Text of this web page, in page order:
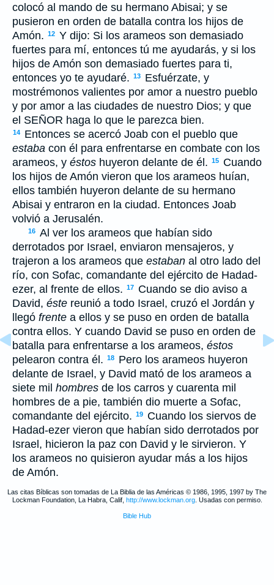
colocó al mando de su hermano Abisai; y se
pusieron en orden de batalla contra los hijos de
Amón. 12 Y dijo: Si los arameos son demasiado
fuertes para mí, entonces tú me ayudarás, y si los
hijos de Amón son demasiado fuertes para ti,
entonces yo te ayudaré. 13
Esfuérzate, y
mostrémonos valientes por amor a nuestro pueblo
y por amor a las ciudades de nuestro Dios; y que
el SEÑOR haga lo que le parezca bien.
14
Entonces se acercó Joab con el pueblo que
estaba con él para enfrentarse en combate con los
arameos, y éstos huyeron delante de él. 15
Cuando
los hijos de Amón vieron que los arameos huían,
ellos también huyeron delante de su hermano
Abisai y entraron en la ciudad. Entonces Joab
volvió a Jerusalén.
16 Al ver los arameos que habían sido
derrotados por Israel, enviaron mensajeros, y
trajeron a los arameos que estaban al otro lado del
río, con Sofac, comandante del ejército de Hadad-
ezer, al frente de ellos. 17
Cuando se dio aviso a
David, éste reunió a todo Israel, cruzó el Jordán y
llegó frente a ellos y se puso en orden de batalla
contra ellos. Y cuando David se puso en orden de
batalla para enfrentarse a los arameos, éstos
pelearon contra él. 18
Pero los arameos huyeron
delante de Israel, y David mató de los arameos a
siete mil hombres de los carros y cuarenta mil
hombres de a pie, también dio muerte a Sofac,
comandante del ejército. 19
Cuando los siervos de
Hadad-ezer vieron que habían sido derrotados por
Israel, hicieron la paz con David y le sirvieron. Y
los arameos no quisieron ayudar más a los hijos
de Amón.
Las citas Bíblicas son tomadas de La Biblia de las Américas © 1986, 1995, 1997 by The
Lockman Foundation, La Habra, Calif, http://www.lockman.org. Usadas con permiso.
Bible Hub